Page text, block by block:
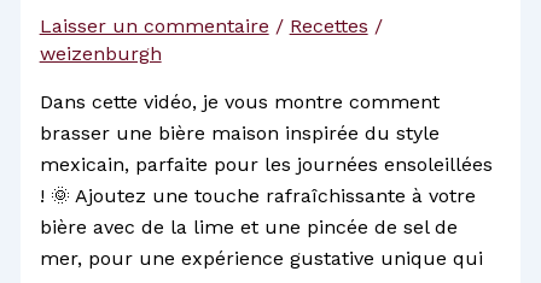
Laisser un commentaire / Recettes /
weizenburgh
Dans cette vidéo, je vous montre comment
brasser une bière maison inspirée du style
mexicain, parfaite pour les journées ensoleillées
! 🌞 Ajoutez une touche rafraîchissante à votre
bière avec de la lime et une pincée de sel de
mer, pour une expérience gustative unique qui